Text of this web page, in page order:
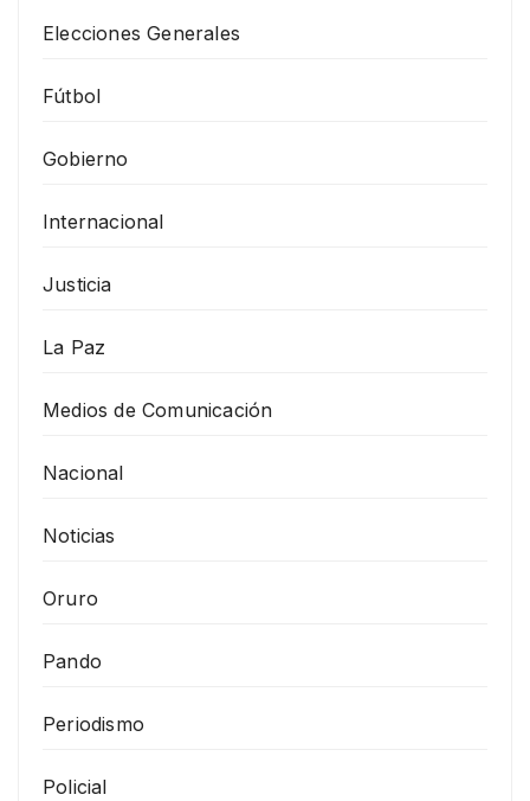
Elecciones Generales
Fútbol
Gobierno
Internacional
Justicia
La Paz
Medios de Comunicación
Nacional
Noticias
Oruro
Pando
Periodismo
Policial